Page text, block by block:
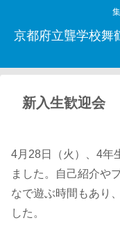
京都府立聾学校舞
新入生歓迎会
4月28日（火）、4年
ました。自己紹介や
なで遊ぶ時間もあり
した。